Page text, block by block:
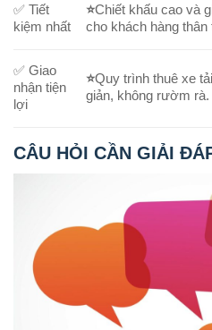
✅ Tiết
kiệm nhất
⭐Chiết khấu cao và
cho khách hàng
✅ Giao
nhận tiện
lợi
⭐Quy trình thuê xe
giản, không rườm rà.
CÂU HỎI CẦN GIẢI